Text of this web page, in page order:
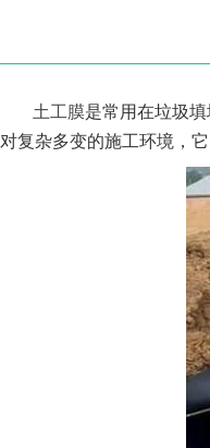
土工膜是常用在垃圾
对复杂多变的施工环境，